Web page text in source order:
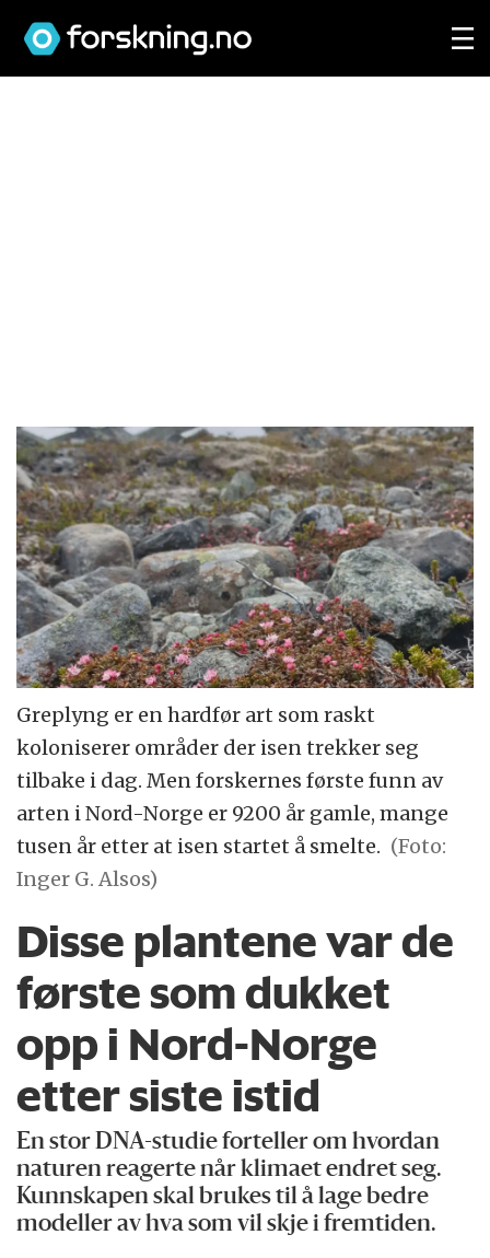
Greplyng er en hardfør art som raskt
koloniserer områder der isen trekker seg
tilbake i dag. Men forskernes første funn av
arten i Nord-Norge er 9200 år gamle, mange
tusen år etter at isen startet å smelte. (Foto:
Inger G. Alsos)
Disse plantene var de
første som dukket
opp i Nord-Norge
etter siste istid
En stor DNA-studie forteller om hvordan
naturen reagerte når klimaet endret seg.
Kunnskapen skal brukes til å lage bedre
modeller av hva som vil skje i fremtiden.